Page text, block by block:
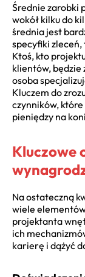
Średnie zarobki
wokół kilku do
średnia jest
specyfiki
Ktoś, kto
klientów, będzie
osoba
Kluczem do
czynników,
pieniędzy na
Kluczowe
Na ostateczną
wiele
projektanta
ich
karierę i dążyć